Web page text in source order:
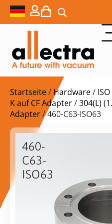
Startseite/ Hardware/
K auf CF Adapter/304(L)
Adapter/ 460-C63-ISO63
460-
C63-
ISO63
$
vorrätig
Lieferzeit:
Versand